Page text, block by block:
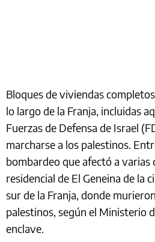
Bloques de viviendas
lo largo de la Franja, incluidas
Fuerzas de Defensa de Israel
marcharse a los palestinos.
bombardeo que afectó a varias
residencial de El Geneina de la
sur de la Franja, donde
palestinos, según el Ministerio
enclave.